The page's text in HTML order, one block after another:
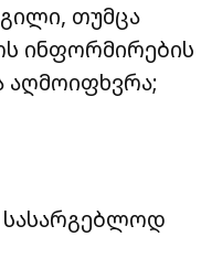
თუმცა
ინფორმირების
აღმოიფხვრა;
სასარგებლოდ